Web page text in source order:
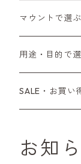
SL、SP
K2、KX、KM
M42単焦点レンズ
CONTAX（コ
G1、G2
Tシリーズ
MINOLTA（ミ
コンパクト
α7、α9、X700
OLYMPUS（オ
PENシリーズ
一眼レフカメラ
ス）
一眼カメラ
ミラーレスカメラ
マニュアルレン
一眼レンズ
レンジファインダ
大判レンズ
オートフォーカ
一眼レンズ
マウントアダプ
35mm（135）
35mm（135）
35mm（135）
フィルムカメラ
レンズ付きフィ
アクセサリー・
マウントで選ぶ
M42
L39
用途・目的で
初心者の方へも
SALE・お買い
お知